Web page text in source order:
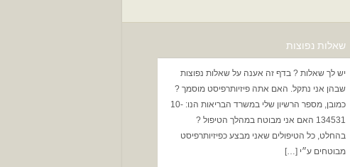
שאלות נפוצות
יש לך שאלות ? בדף זה אענה על שאלות נפוצות
שבהן אני נתקל. האם אתה פיזיותרפיסט מוסמך ?
כמובן, מספר הרשיון שלי במשרד הבריאות הנו: 10-
134531 האם אני מבוטח במהלך הטיפול ?
בהחלט, כל הטיפולים שאני מבצע כפיזיותרפיסט
מבוטחים ע״י […]